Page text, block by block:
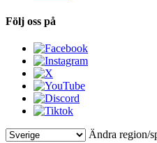
Följ oss på
Ändra region/